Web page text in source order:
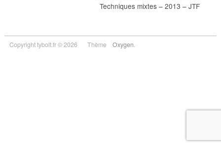
Techniques mixtes – 2013 – JTF
Copyright tybolt.fr © 2026 Thème Oxygen